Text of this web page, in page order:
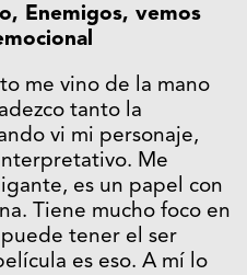
Enemigos, vemos
me vino de la mano
tanto la
vi mi personaje,
Me
es un papel con
Tiene mucho foco en
tener el ser
es eso. A mí lo